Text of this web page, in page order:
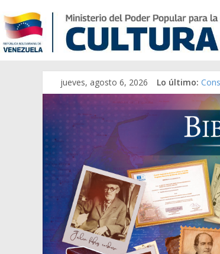
jueves, agosto 6, 2026 Lo último:
Una